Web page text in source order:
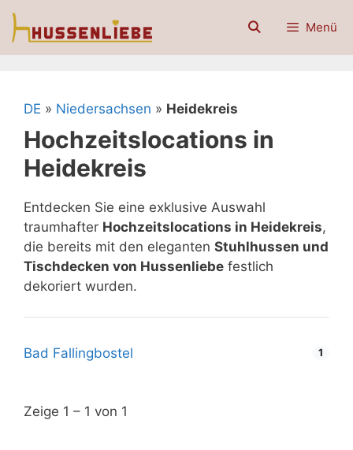
Zum
Inhalt
Menü
DE » Niedersachsen » Heidekreis
Hochzeitslocations in
Heidekreis
Entdecken Sie eine exklusive Auswahl
traumhafter Hochzeitslocations in Heidekreis,
die bereits mit den eleganten Stuhlhussen und
Tischdecken von Hussenliebe festlich
dekoriert wurden.
Bad Fallingbostel 1
Zeige 1 – 1 von 1